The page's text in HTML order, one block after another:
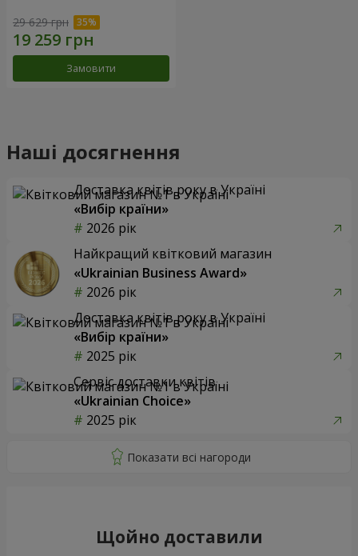
29 629 грн
Замовити
Наші досягнення
Доставка квітів року в Україні
«Вибір країни»
2026 рік
Найкращий квітковий магазин
«Ukrainian Business Award»
2026 рік
Доставка квітів року в Україні
«Вибір країни»
2025 рік
Сервіс доставки квітів
«Ukrainian Choice»
2025 рік
Щойно доставили